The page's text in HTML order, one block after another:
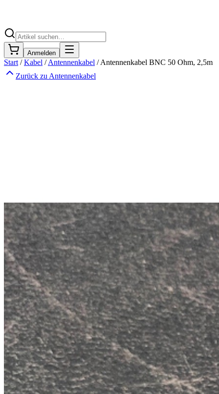
Anmelden
Start /Kabel /Antennenkabel /Antennenkabel BNC 50 Ohm, 2,5m
Zurück zu Antennenkabel